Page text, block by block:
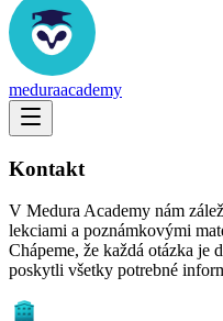
meduraacademy
Kontakt
V Medura Academy nám
lekciami a poznámkovými
Chápeme, že každá otázka je
poskytli všetky potrebné